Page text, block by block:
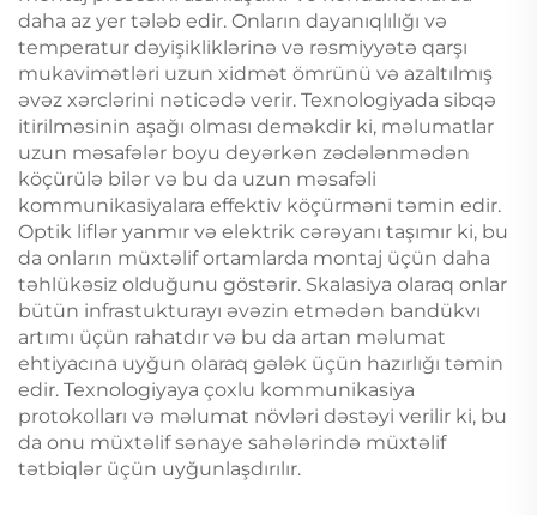
daha az yer tələb edir. Onların dayanıqlılığı və
temperatur dəyişikliklərinə və rəsmiyyətə qarşı
mukavimətləri uzun xidmət ömrünü və azaltılmış
əvəz xərclərini nəticədə verir. Texnologiyada sibqə
itirilməsinin aşağı olması deməkdir ki, məlumatlar
uzun məsafələr boyu deyərkən zədələnmədən
köçürülə bilər və bu da uzun məsafəli
kommunikasiyalara effektiv köçürməni təmin edir.
Optik liflər yanmır və elektrik cərəyanı taşımır ki, bu
da onların müxtəlif ortamlarda montaj üçün daha
təhlükəsiz olduğunu göstərir. Skalasiya olaraq onlar
bütün infrastukturayı əvəzin etmədən bandükvı
artımı üçün rahatdır və bu da artan məlumat
ehtiyacına uyğun olaraq gələk üçün hazırlığı təmin
edir. Texnologiyaya çoxlu kommunikasiya
protokolları və məlumat növləri dəstəyi verilir ki, bu
da onu müxtəlif sənaye sahələrində müxtəlif
tətbiqlər üçün uyğunlaşdırılır.